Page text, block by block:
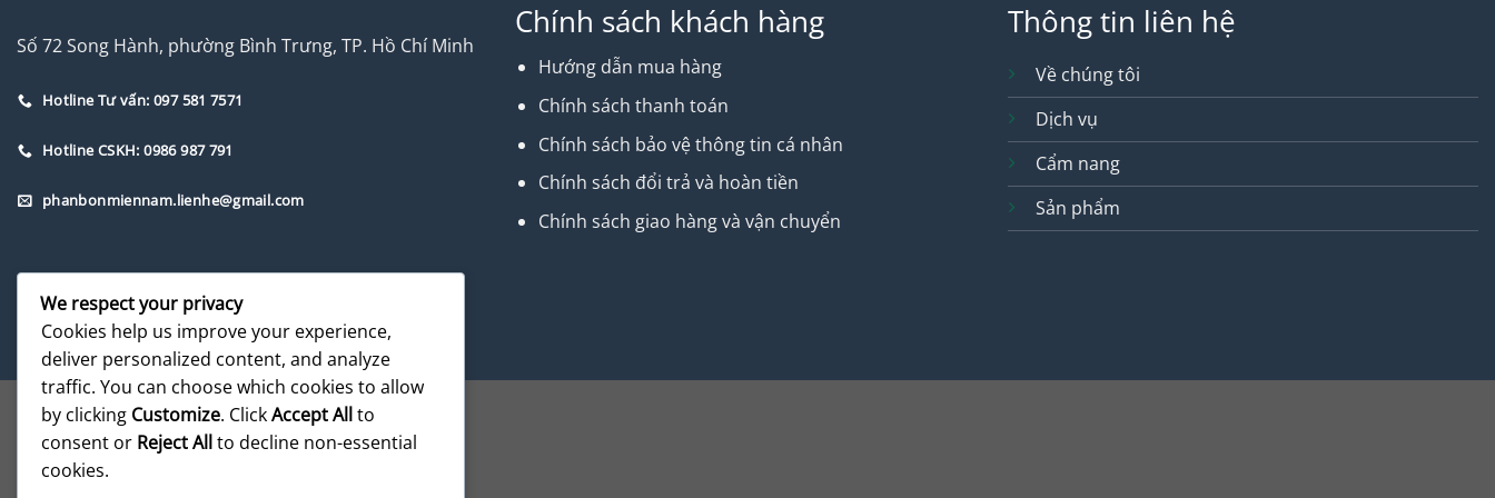
Số 72 Song Hành, phường Bình Trưng, TP. Hồ Chí Minh
Hotline Tư vấn: 097 581 7571
Hotline CSKH: 0986 987 791
phanbonmiennam.lienhe@gmail.com
Chính sách khách hàng
Hướng dẫn mua hàng
Chính sách thanh toán
Chính sách bảo vệ thông tin cá nhân
Chính sách đổi trả và hoàn tiền
Chính sách giao hàng và vận chuyển
Thông tin liên hệ
Về chúng tôi
Dịch vụ
Cẩm nang
Sản phẩm
We respect your privacy
Cookies help us improve your experience,
deliver personalized content, and analyze
traffic. You can choose which cookies to allow
by clicking Customize. ClickAccept Allto
consent or Reject Allto decline non-essential
cookies.